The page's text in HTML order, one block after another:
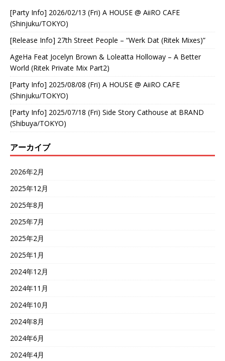
[Party Info] 2026/02/13 (Fri) A HOUSE @ AiiRO CAFE
(Shinjuku/TOKYO)
[Release Info] 27th Street People – “Werk Dat (Ritek Mixes)”
AgeHa Feat Jocelyn Brown & Loleatta Holloway – A Better
World (Ritek Private Mix Part2)
[Party Info] 2025/08/08 (Fri) A HOUSE @ AiiRO CAFE
(Shinjuku/TOKYO)
[Party Info] 2025/07/18 (Fri) Side Story Cathouse at BRAND
(Shibuya/TOKYO)
アーカイブ
2026年2月
2025年12月
2025年8月
2025年7月
2025年2月
2025年1月
2024年12月
2024年11月
2024年10月
2024年8月
2024年6月
2024年4月